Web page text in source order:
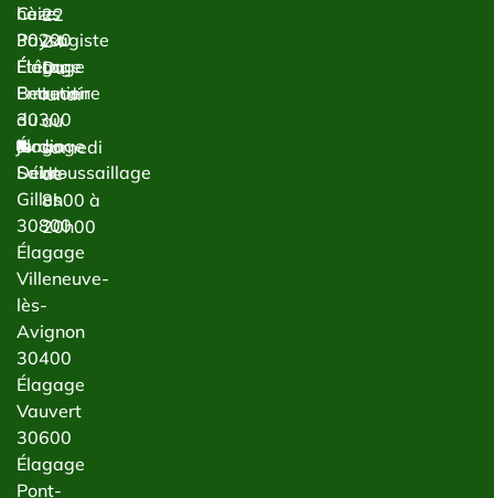
haies
Paysagiste
Étêtage
Entretien
du
jardin
Débroussaillage
Cèze
30200
Élagage
Beaucaire
30300
Élagage
Saint-
Gilles
30800
Élagage
Villeneuve-
lès-
Avignon
30400
Élagage
Vauvert
30600
Élagage
Pont-
22
24
Du
lundi
au
samedi
de
8h00 à
20h00